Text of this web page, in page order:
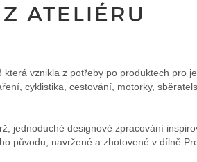
ATELIÉRU
vznikla z potřeby po produktech pro
cyklistika, cestování, motorky,
jednoduché designové zpracování
původu, navržené a zhotovené v dílně